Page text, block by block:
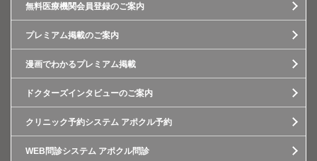
無料医療機関会員登録のご案内
プレミアム掲載のご案内
漫画でわかるプレミアム掲載
ドクターズインタビューのご案内
クリニック予約システム アポクル予約
WEB問診システム アポクル問診